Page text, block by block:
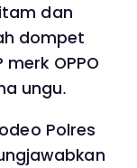
dan
dompet
OPPO
ungu.
Polres